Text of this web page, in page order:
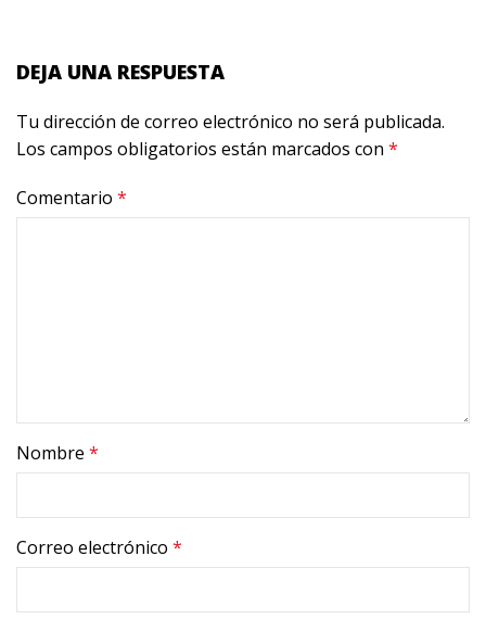
DEJA UNA RESPUESTA
Tu dirección de correo electrónico no será publicada.
Los campos obligatorios están marcados con *
Comentario *
Nombre *
Correo electrónico *